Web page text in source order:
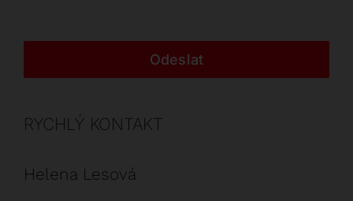
Odeslat
RYCHLÝ KONTAKT
Helena Lesová